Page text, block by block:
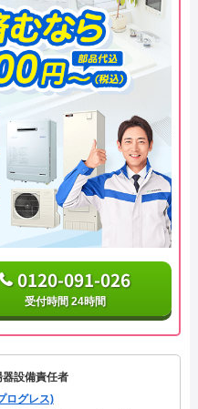
0120-091-026
受付時間 24時間
設備責任者
ログレス)